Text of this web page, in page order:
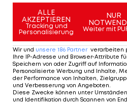
LIVE-Ticker>>>
ALLE
AKZEPTIEREN
Tracking und
Personalisierung
NUR
Weiter mit
Wir und unsere 186 Partner verarbeiten
Ihre IP-Adresse und Browser-Attribute
Speichern von oder Zugriff auf
Personalisierte Werbung und Inhalte,
der Performance von Inhalten,
und Verbesserung von Angeboten
Diese Zwecke können unter
und Identifikation durch Scannen von